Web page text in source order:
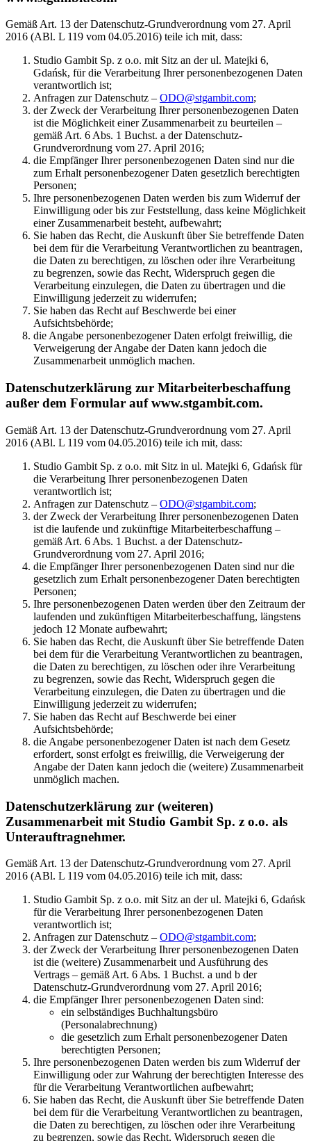
Gemäß Art. 13 der Datenschutz-Grundverordnung vom 27. April
2016 (ABl. L 119 vom 04.05.2016) teile ich mit, dass:
Studio Gambit Sp. z o.o. mit Sitz an der ul. Matejki 6,
Gdańsk, für die Verarbeitung Ihrer personenbezogenen Daten
verantwortlich ist;
Anfragen zur Datenschutz – ODO@stgambit.com;
der Zweck der Verarbeitung Ihrer personenbezogenen Daten
ist die Möglichkeit einer Zusammenarbeit zu beurteilen –
gemäß Art. 6 Abs. 1 Buchst. a der Datenschutz-
Grundverordnung vom 27. April 2016;
die Empfänger Ihrer personenbezogenen Daten sind nur die
zum Erhalt personenbezogener Daten gesetzlich berechtigten
Personen;
Ihre personenbezogenen Daten werden bis zum Widerruf der
Einwilligung oder bis zur Feststellung, dass keine Möglichkeit
einer Zusammenarbeit besteht, aufbewahrt;
Sie haben das Recht, die Auskunft über Sie betreffende Daten
bei dem für die Verarbeitung Verantwortlichen zu beantragen,
die Daten zu berechtigen, zu löschen oder ihre Verarbeitung
zu begrenzen, sowie das Recht, Widerspruch gegen die
Verarbeitung einzulegen, die Daten zu übertragen und die
Einwilligung jederzeit zu widerrufen;
Sie haben das Recht auf Beschwerde bei einer
Aufsichtsbehörde;
die Angabe personenbezogener Daten erfolgt freiwillig, die
Verweigerung der Angabe der Daten kann jedoch die
Zusammenarbeit unmöglich machen.
Datenschutzerklärung zur Mitarbeiterbeschaffung
außer dem Formular auf www.stgambit.com.
Gemäß Art. 13 der Datenschutz-Grundverordnung vom 27. April
2016 (ABl. L 119 vom 04.05.2016) teile ich mit, dass:
Studio Gambit Sp. z o.o. mit Sitz in ul. Matejki 6, Gdańsk für
die Verarbeitung Ihrer personenbezogenen Daten
verantwortlich ist;
Anfragen zur Datenschutz – ODO@stgambit.com;
der Zweck der Verarbeitung Ihrer personenbezogenen Daten
ist die laufende und zukünftige Mitarbeiterbeschaffung –
gemäß Art. 6 Abs. 1 Buchst. a der Datenschutz-
Grundverordnung vom 27. April 2016;
die Empfänger Ihrer personenbezogenen Daten sind nur die
gesetzlich zum Erhalt personenbezogener Daten berechtigten
Personen;
Ihre personenbezogenen Daten werden über den Zeitraum der
laufenden und zukünftigen Mitarbeiterbeschaffung, längstens
jedoch 12 Monate aufbewahrt;
Sie haben das Recht, die Auskunft über Sie betreffende Daten
bei dem für die Verarbeitung Verantwortlichen zu beantragen,
die Daten zu berechtigen, zu löschen oder ihre Verarbeitung
zu begrenzen, sowie das Recht, Widerspruch gegen die
Verarbeitung einzulegen, die Daten zu übertragen und die
Einwilligung jederzeit zu widerrufen;
Sie haben das Recht auf Beschwerde bei einer
Aufsichtsbehörde;
die Angabe personenbezogener Daten ist nach dem Gesetz
erfordert, sonst erfolgt es freiwillig, die Verweigerung der
Angabe der Daten kann jedoch die (weitere) Zusammenarbeit
unmöglich machen.
Datenschutzerklärung zur (weiteren)
Zusammenarbeit mit Studio Gambit Sp. z o.o. als
Unterauftragnehmer.
Gemäß Art. 13 der Datenschutz-Grundverordnung vom 27. April
2016 (ABl. L 119 vom 04.05.2016) teile ich mit, dass:
Studio Gambit Sp. z o.o. mit Sitz an der ul. Matejki 6, Gdańsk
für die Verarbeitung Ihrer personenbezogenen Daten
verantwortlich ist;
Anfragen zur Datenschutz – ODO@stgambit.com;
der Zweck der Verarbeitung Ihrer personenbezogenen Daten
ist die (weitere) Zusammenarbeit und Ausführung des
Vertrags – gemäß Art. 6 Abs. 1 Buchst. a und b der
Datenschutz-Grundverordnung vom 27. April 2016;
die Empfänger Ihrer personenbezogenen Daten sind:
ein selbständiges Buchhaltungsbüro
(Personalabrechnung)
die gesetzlich zum Erhalt personenbezogener Daten
berechtigten Personen;
Ihre personenbezogenen Daten werden bis zum Widerruf der
Einwilligung oder zur Wahrung der berechtigten Interesse des
für die Verarbeitung Verantwortlichen aufbewahrt;
Sie haben das Recht, die Auskunft über Sie betreffende Daten
bei dem für die Verarbeitung Verantwortlichen zu beantragen,
die Daten zu berechtigen, zu löschen oder ihre Verarbeitung
zu begrenzen, sowie das Recht, Widerspruch gegen die